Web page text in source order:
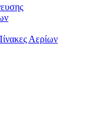
Αερίων